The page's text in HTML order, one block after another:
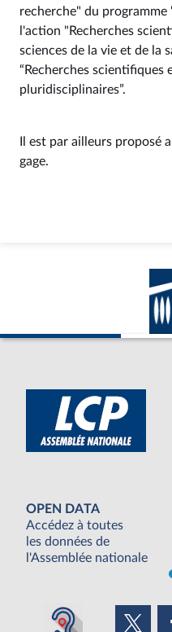
recherche" du programme
l'action "Recherches
sciences de la vie et de la
“Recherches scientifiques
pluridisciplinaires”.
Il est par ailleurs proposé
gage.
OPEN DATA
Accédez à toutes
les données de
l'Assemblée nationale